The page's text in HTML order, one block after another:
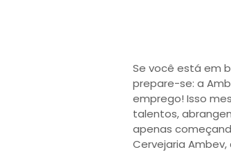
Se você está em
prepare-se: a
emprego! Isso
talentos,
apenas
Cervejaria Ambev,